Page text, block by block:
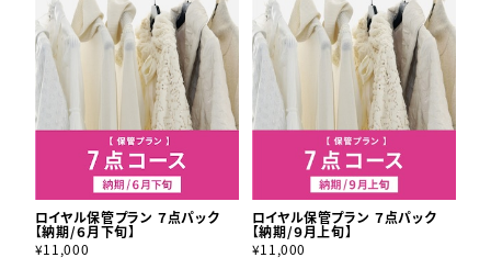
ロイヤル保管プラン ７点パック
【納期/６月下旬】
¥11,000
ロイヤル保管プラン ７点パック
【納期/９月上旬】
¥11,000